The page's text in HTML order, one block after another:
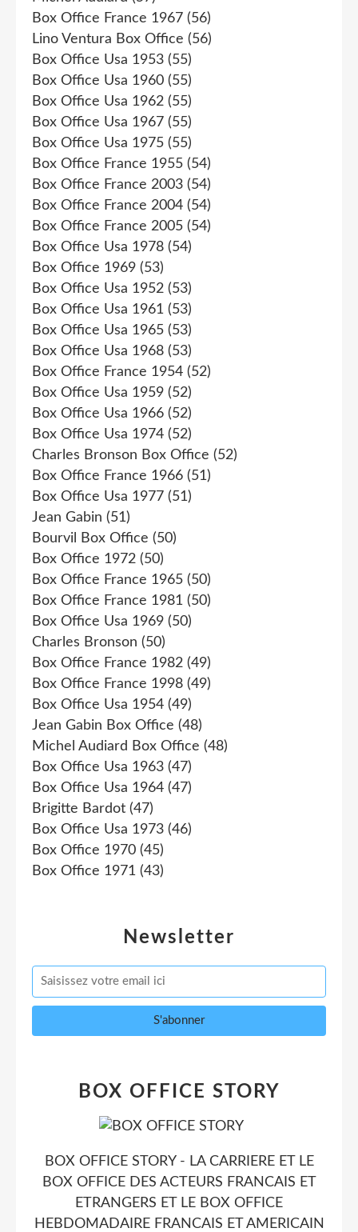
Newsletter
Box Office France 1967 (56)
Lino Ventura Box Office (56)
Box Office Usa 1953 (55)
Box Office Usa 1960 (55)
Box Office Usa 1962 (55)
Box Office Usa 1967 (55)
Box Office Usa 1975 (55)
Box Office France 1955 (54)
Box Office France 2003 (54)
Box Office France 2004 (54)
Box Office France 2005 (54)
Box Office Usa 1978 (54)
Box Office 1969 (53)
Box Office Usa 1952 (53)
Box Office Usa 1961 (53)
Box Office Usa 1965 (53)
Box Office Usa 1968 (53)
Box Office France 1954 (52)
Box Office Usa 1959 (52)
Box Office Usa 1966 (52)
Box Office Usa 1974 (52)
Charles Bronson Box Office (52)
Box Office France 1966 (51)
Box Office Usa 1977 (51)
Jean Gabin (51)
Bourvil Box Office (50)
Box Office 1972 (50)
Box Office France 1965 (50)
Box Office France 1981 (50)
Box Office Usa 1969 (50)
Charles Bronson (50)
Box Office France 1982 (49)
Box Office France 1998 (49)
Box Office Usa 1954 (49)
Jean Gabin Box Office (48)
Michel Audiard Box Office (48)
Box Office Usa 1963 (47)
Box Office Usa 1964 (47)
Brigitte Bardot (47)
Box Office Usa 1973 (46)
Box Office 1970 (45)
Box Office 1971 (43)
BOX OFFICE STORY
BOX OFFICE STORY - LA CARRIERE ET LE
BOX OFFICE DES ACTEURS FRANCAIS ET
ETRANGERS ET LE BOX OFFICE
HEBDOMADAIRE FRANCAIS ET AMERICAIN